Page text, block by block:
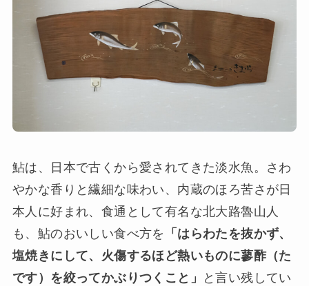
鮎は、日本で古くから愛されてきた淡水魚。さわ
やかな香りと繊細な味わい、内蔵のほろ苦さが日
本人に好まれ、食通として有名な北大路魯山人
も、鮎のおいしい食べ方を
「はらわたを抜かず、
塩焼きにして、火傷するほど熱いものに蓼酢（た
です）を絞ってかぶりつくこと」
と言い残してい